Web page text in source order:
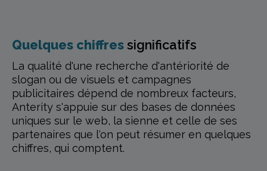
Quelques chiffres significatifs
La qualité d'une recherche d'antériorité de
slogan ou de visuels et campagnes
publicitaires dépend de nombreux facteurs,
Anterity s'appuie sur des bases de données
uniques sur le web, la sienne et celle de ses
partenaires que l'on peut résumer en quelques
chiffres, qui comptent.